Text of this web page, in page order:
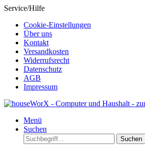
Service/Hilfe
Cookie-Einstellungen
Über uns
Kontakt
Versandkosten
Widerrufsrecht
Datenschutz
AGB
Impressum
Menü
Suchen
Suchen